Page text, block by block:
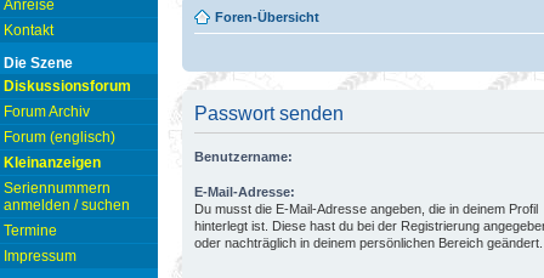
Anreise
Kontakt
Die Szene
Diskussionsforum
Forum Archiv
Forum (englisch)
Kleinanzeigen
Seriennummern
anmelden / suchen
Termine
Impressum
Foren-Übersicht
Passwort senden
Benutzername:
E-Mail-Adresse:
Du musst die E-Mail-Adresse angeben, die in deinem Profil
hinterlegt ist. Diese hast du bei der Registrierung
oder nachträglich in deinem persönlichen Bereich geändert.